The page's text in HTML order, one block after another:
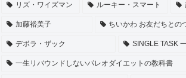
リズ・ワイズマン ルーキー・スマート
加藤裕美子 ちいかわ お友だちとの
デボラ・ザック SINGLE TASK
一生リバウンドしないパレオダイエットの教科書